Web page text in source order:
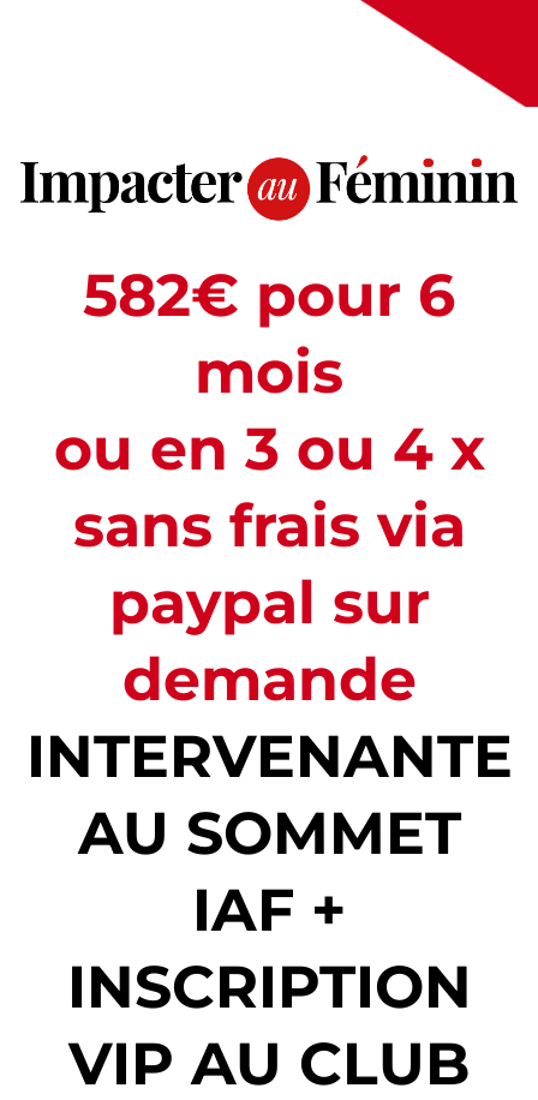
582€ pour 6
mois
ou en 3 ou 4 x
sans frais via
paypal sur
demande
INTERVENANTE
AU SOMMET
IAF +
INSCRIPTION
VIP AU CLUB